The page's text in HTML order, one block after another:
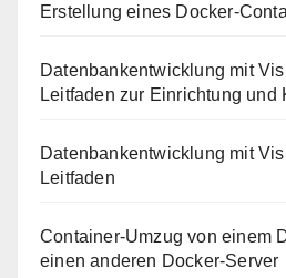
Erstellung eines Docker-
Datenbankentwicklung mit
Leitfaden zur Einrichtung und
Datenbankentwicklung mit
Leitfaden
Container-Umzug von einem
einen anderen Docker-Server